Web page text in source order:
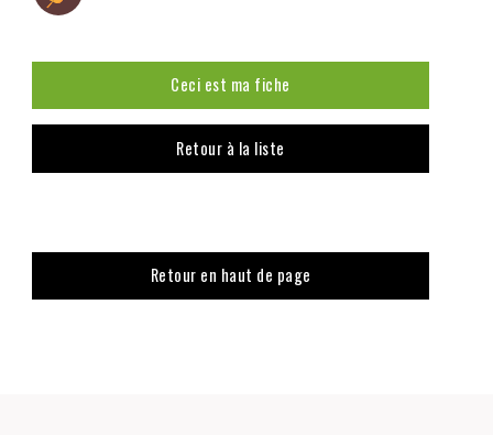
Ceci est ma fiche
Retour à la liste
Retour en haut de page